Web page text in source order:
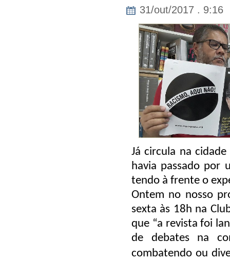
31/out/2017 . 9:16
Já circula na
havia passado por
tendo à frente o
Ontem no nosso
sexta às 18h na
que “a revista foi
de debates na
combatendo ou